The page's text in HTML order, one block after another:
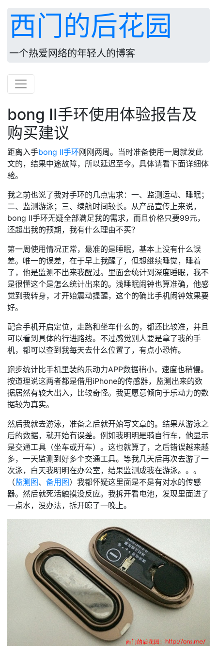
西门的后花园
一个热爱网络的年轻人的博客
bong II手环使用体验报告及
购买建议
距离入手bong II手环刚刚两周。当时准备使用一周就发此
文的，结果中途故障，所以延迟至今。具体请看下面详细体
验。
我之前也说了我对手环的几点需求：一、监测运动、睡眠；
二、监测游泳；三、续航时间较长。从产品宣传上来说，
bong II手环无疑全部满足我的需求，而且价格只要99元，
还超出我的预期，我有什么理由不买？
第一周使用情况正常，最准的是睡眠，基本上没有什么误
差。唯一的误差，在于早上我醒了，但想继续睡觉，睡着
了，他是监测不出来我醒过。里面会统计到深度睡眠，我不
是很懂这个是怎么统计出来的。浅睡眠闹钟也算准确，他感
觉到我转身，才开始震动提醒，这个的确比手机闹钟效果要
好。
配合手机开启定位，走路和坐车什么的，都还比较准，并且
可以看到具体的行进路线。不过感觉别人要是拿了我的手
机，都可以查到我每天去什么位置了，有点小恐怖。
跑步统计比手机里装的乐动力APP数据稍小，速度也稍慢。
按道理说这两者都是借用iPhone的传感器，监测出来的数
据居然有较大出入，比较奇怪。我更愿意倾向于乐动力的数
据较为真实。
然后我就去游泳，准备之后就开始写文章的。结果从游泳之
后的数据，就开始有误差。例如我明明是骑自行车，他显示
是交通工具（坐车或开车）。这也就算了，之后错误越来越
多，一天监测到好多个交通工具。等我几天后再次去游了一
次泳，白天我明明在办公室，结果监测成我在游泳。。。
（监测图、 备用图）我都怀疑这里面是不是有对水的传感
器。然后就死活触摸没反应。我拆开看电池，发现里面进了
一点水，没办法，拆开晾了一晚上。